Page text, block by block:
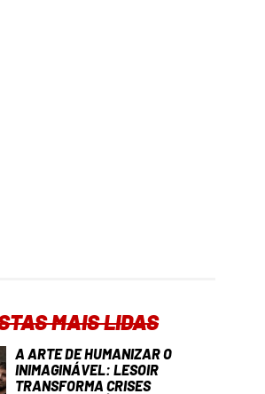
MAIS LIDAS
A ARTE DE HUMANIZAR O
INIMAGINÁVEL: LESOIR
TRANSFORMA CRISES